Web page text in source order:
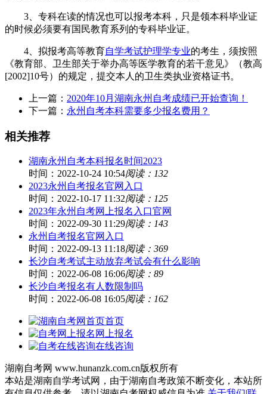
3、专科在读的情况也可以报考本科，只是领本科毕业证
的时候必须要有国民教育系列的专科毕业证。
4、拟报考高等教育自学考试护理学专业的考生，须按照
《教育部、卫生部关于举办高等医学教育的若干意见》（教高
[2002]10号）的规定，提交本人的卫生类执业资格证书。
上一篇： 2020年10月湖南永州自考成绩已开始查询！
下一篇： 永州自考本科需要多少报名费用？
相关推荐
湖南永州自考本科报名时间2023
时间：2022-10-24 10:54阅读：132
2023永州自考报名官网入口
时间：2022-10-17 11:32阅读：125
2023年永州自考网上报名入口官网
时间：2022-09-30 11:29阅读：143
永州自考报名官网入口
时间：2022-09-13 11:18阅读：369
长沙自考考试主动放弃考试会有什么影响
时间：2022-06-08 16:06阅读：89
长沙自考报名有人数限制吗
时间：2022-06-08 16:05阅读：162
首页
网上报名
在线咨询
湖南自考网 www.hunanzk.com.cn版权所有
本站是湖南自学考试网，由于湖南自考政策不断变化，本站所